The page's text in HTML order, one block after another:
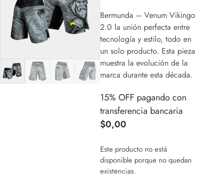
Bermunda – Venum Vikingo
2.0 la unión perfecta entre
tecnología y estilo, todo en
un solo producto. Esta pieza
muestra la evolución de la
marca durante esta década.
15% OFF pagando con
transferencia bancaria
$0,00
Este producto no está
disponible porque no quedan
existencias.